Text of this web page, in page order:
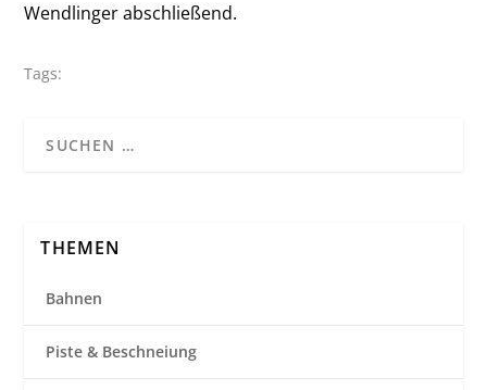
Wendlinger abschließend.
Tags:
THEMEN
Bahnen
Piste & Beschneiung